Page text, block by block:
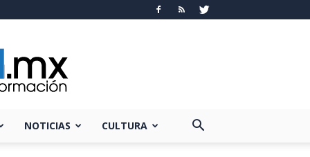
NOTICIAS CULTURA